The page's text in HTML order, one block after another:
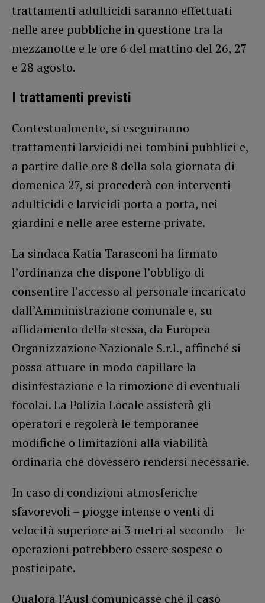
trattamenti adulticidi saranno effettuati
nelle aree pubbliche in questione tra la
mezzanotte e le ore 6 del mattino del 26, 27
e 28 agosto.
I trattamenti previsti
Contestualmente, si eseguiranno
trattamenti larvicidi nei tombini pubblici e,
a partire dalle ore 8 della sola giornata di
domenica 27, si procederà con interventi
adulticidi e larvicidi porta a porta, nei
giardini e nelle aree esterne private.
La sindaca Katia Tarasconi ha firmato
l’ordinanza che dispone l’obbligo di
consentire l’accesso al personale incaricato
dall’Amministrazione comunale e, su
affidamento della stessa, da Europea
Organizzazione Nazionale S.r.l., affinché si
possa attuare in modo capillare la
disinfestazione e la rimozione di eventuali
focolai. La Polizia Locale assisterà gli
operatori e regolerà le temporanee
modifiche o limitazioni alla viabilità
ordinaria che dovessero rendersi necessarie.
In caso di condizioni atmosferiche
sfavorevoli – piogge intense o venti di
velocità superiore ai 3 metri al secondo – le
operazioni potrebbero essere sospese o
posticipate.
Qualora l’Ausl comunicasse che il caso